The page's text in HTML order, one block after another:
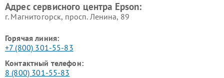
Адрес сервисного центра Epson:
г. Магнитогорск, просп. Ленина, 89
Горячая линия:
+7 (800) 301-55-83
Контактный телефон:
8 (800) 301-55-83